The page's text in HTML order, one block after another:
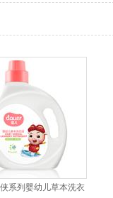
系列婴幼儿草本洗衣